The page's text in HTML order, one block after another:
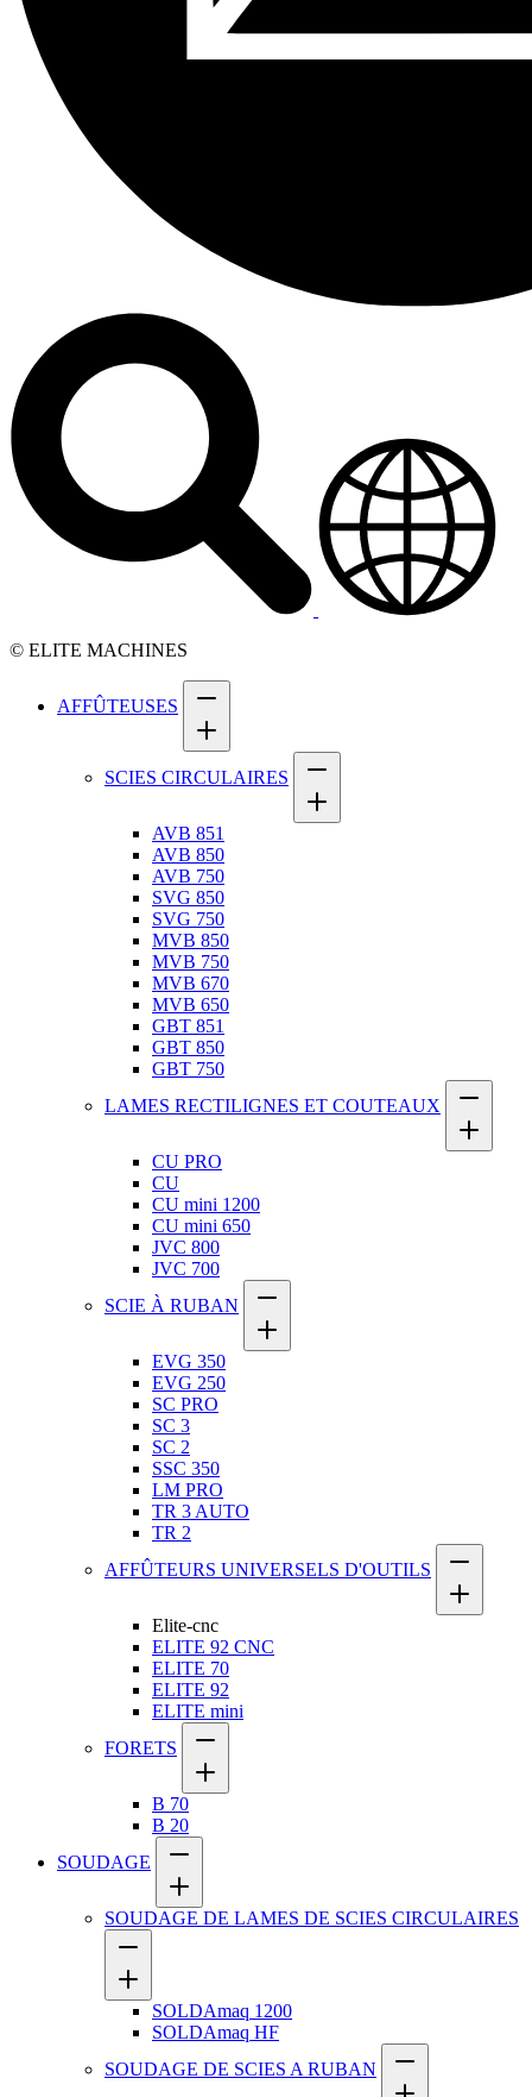
© ELITE MACHINES
AFFÛTEUSES
SCIES CIRCULAIRES
AVB 851
AVB 850
AVB 750
SVG 850
SVG 750
MVB 850
MVB 750
MVB 670
MVB 650
GBT 851
GBT 850
GBT 750
LAMES RECTILIGNES ET COUTEAUX
CU PRO
CU
CU mini 1200
CU mini 650
JVC 800
JVC 700
SCIE À RUBAN
EVG 350
EVG 250
SC PRO
SC 3
SC 2
SSC 350
LM PRO
TR 3 AUTO
TR 2
AFFÛTEURS UNIVERSELS D'OUTILS
Elite-cnc
ELITE 92 CNC
ELITE 70
ELITE 92
ELITE mini
FORETS
B 70
B 20
SOUDAGE
SOUDAGE DE LAMES DE SCIES CIRCULAIRES
SOLDAmaq 1200
SOLDAmaq HF
SOUDAGE DE SCIES A RUBAN